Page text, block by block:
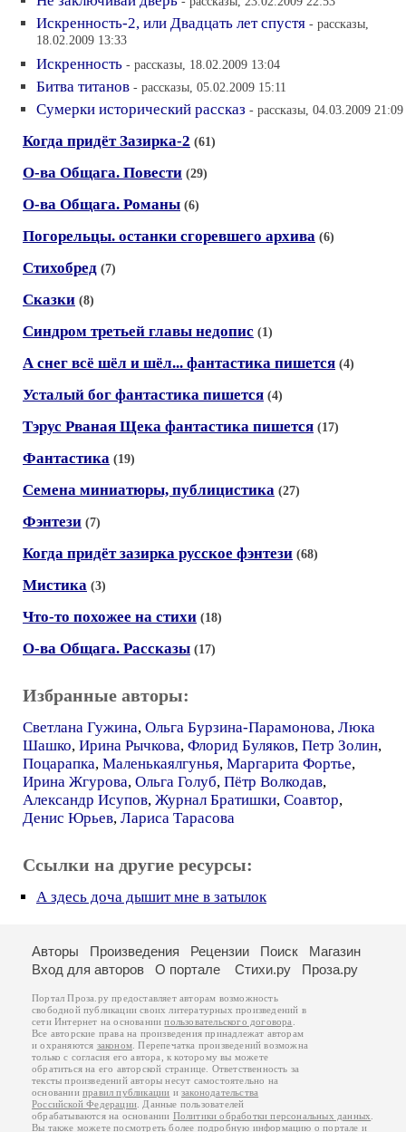
Искренность-2, или Двадцать лет спустя - рассказы,
18.02.2009 13:33
Искренность - рассказы, 18.02.2009 13:04
Битва титанов - рассказы, 05.02.2009 15:11
Сумерки исторический рассказ - рассказы, 04.03.2009 21:09
Когда придёт Зазирка-2 (61)
О-ва Общага. Повести (29)
О-ва Общага. Романы (6)
Погорельцы. останки сгоревшего архива (6)
Стихобред (7)
Сказки (8)
Синдром третьей главы недопис (1)
А снег всё шёл и шёл... фантастика пишется (4)
Усталый бог фантастика пишется (4)
Тэрус Рваная Щека фантастика пишется (17)
Фантастика (19)
Семена миниатюры, публицистика (27)
Фэнтези (7)
Когда придёт зазирка русское фэнтези (68)
Мистика (3)
Что-то похожее на стихи (18)
О-ва Общага. Рассказы (17)
Избранные авторы:
Светлана Гужина, Ольга Бурзина-Парамонова, Люка
Шашко, Ирина Рычкова, Флорид Буляков, Петр Золин,
Поцарапка, Маленькаялгунья, Маргарита Фортье,
Ирина Жгурова, Ольга Голуб, Пётр Волкодав,
Александр Исупов, Журнал Братишки, Соавтор,
Денис Юрьев, Лариса Тарасова
Ссылки на другие ресурсы:
А здесь доча дышит мне в затылок
Авторы Произведения Рецензии Поиск
Магазин
Вход для авторов
О портале Стихи.ру Проза.ру
Портал Проза.ру предоставляет авторам возможность
свободной публикации своих литературных произведений в
сети Интернет на основаниипользовательского договора
Все авторские права на произведения принадлежат авторам
и охраняются законом . Перепечатка произведений возможна
только с согласия его автора, к которому вы можете
обратиться на его авторской странице. Ответственность за
тексты произведений авторы несут самостоятельно на
основанииправил публикации изаконодательства
Российской Федерации . Данные пользователей
обрабатываются на основании Политики обработки персональных данных
Вы также можете посмотреть более подробную информацию о портале и